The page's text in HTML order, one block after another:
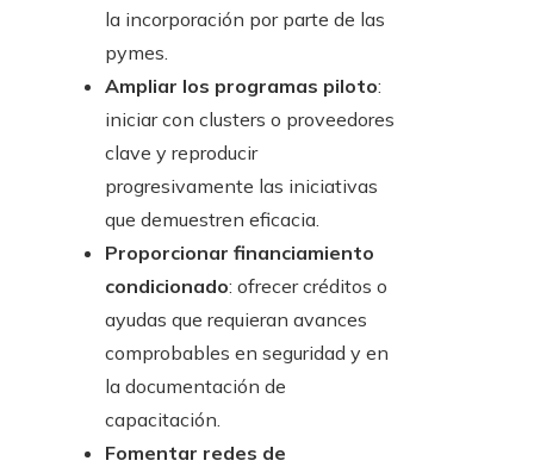
la incorporación por parte de las
pymes.
Ampliar los programas piloto:
iniciar con clusters o proveedores
clave y reproducir
progresivamente las iniciativas
que demuestren eficacia.
Proporcionar financiamiento
condicionado: ofrecer créditos o
ayudas que requieran avances
comprobables en seguridad y en
la documentación de
capacitación.
Fomentar redes de